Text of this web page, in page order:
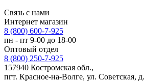
Связь с нами
Интернет магазин
8 (800) 600-7-925
пн - пт 9-00 до 18-00
Оптовый отдел
8 (800) 250-7-925
157940 Костромская обл.,
пгт. Красное-на-Волге, ул. Советская,